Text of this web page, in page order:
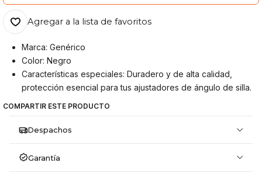
Agregar a la lista de favoritos
Marca: Genérico
Color: Negro
Características especiales: Duradero y de alta calidad,
protección esencial para tus ajustadores de ángulo de silla.
COMPARTIR ESTE PRODUCTO
Despachos
Garantía